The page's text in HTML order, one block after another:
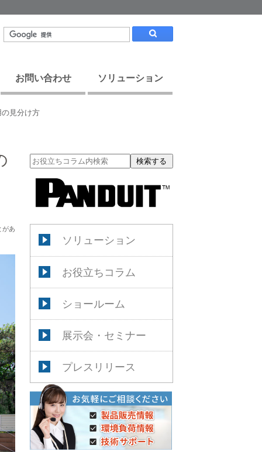
お問い合わせ ソリューション
見分け方
検索する
ソリューション
お役立ちコラム
ショールーム
展示会・セミナー
プレスリリース
があ